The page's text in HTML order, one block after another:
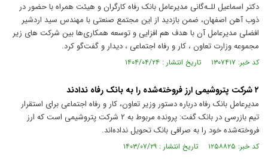
دکتر اسماعیل للـه‌گانی مدیرعامل بانک رفاه کارگران و هیئت همراه با حضور در
ذوب آهن اصفهان، ضمن بازدید از این مجتمع صنعتی با مهندس سید اردشیر
افضلی مدیرعامل آن با هدف هم افزایی و توسعه همکاری‌ها بین شرکت های زیر
مجموعه وزارت تعاون ، کار و رفاه اجتماعی ، دیدار و گفت‌گو کرد.
کد خبر: ۱۳۰۷۴۱۷ تاریخ انتشار : ۱۴۰۴/۰۴/۲۴
۲ شرکت پتروشیمی ارز فروخته‌شده را به بانک رفاه ندادند
مدیرعامل بانک رفاه درباره دستور وزیر تعاون، کار و رفاه اجتماعی برای استقرار
تیم بازرسی در بانک گفت: پرونده مربوط به ۲ شرکت پتروشیمی است که ارز
فروخته‌شده خود را به صرافی بانک تحویل نداده‌اند.
کد خبر: ۱۲۵۸۸۲۵ تاریخ انتشار : ۱۴۰۳/۰۷/۲۹